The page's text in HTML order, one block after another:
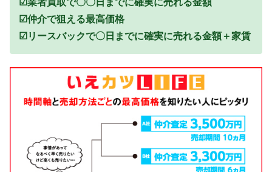
☑仲介で狙える最高価格
☑リースバックで〇日までに確実に売れる金額＋家賃